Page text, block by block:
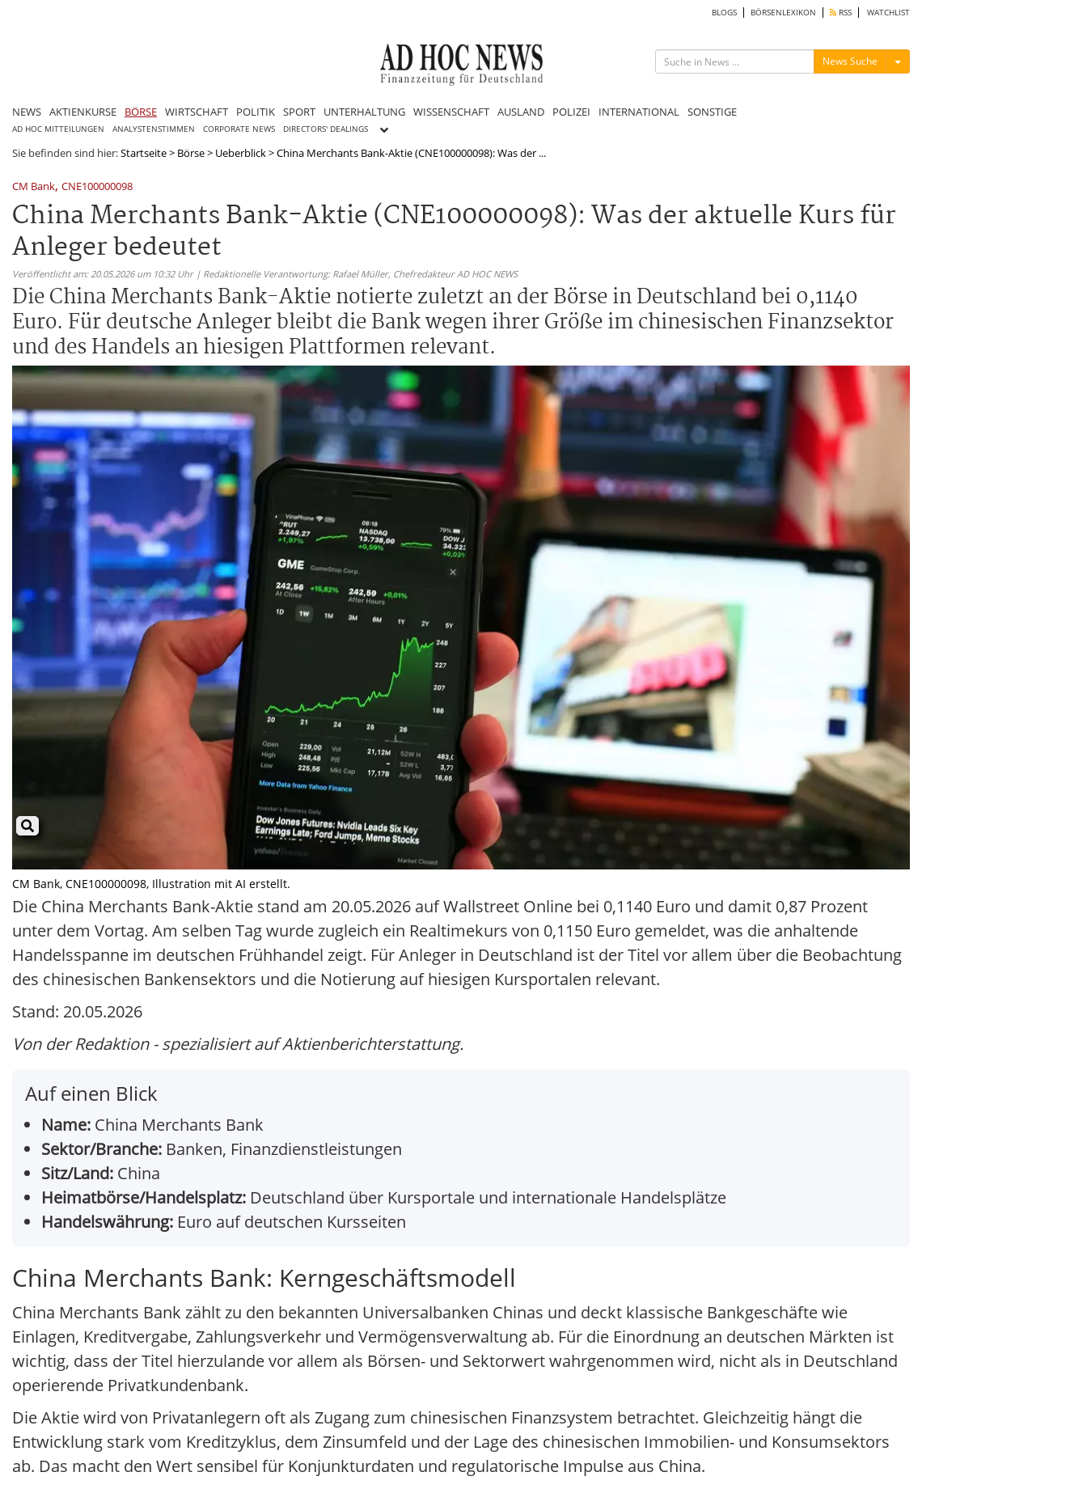
BLOGS BÖRSENLEXIKON RSS WATCHLIST
News Suche Menü ein-/ausblenden
NEWS AKTIENKURSE BÖRSE WIRTSCHAFT POLITIK SPORT UNTERHALTUNG WISSENSCHAFT AUSLAND POLIZEI INTERNATIONAL SONSTIGE
AD HOC MITTEILUNGEN ANALYSTENSTIMMEN CORPORATE NEWS DIRECTORS' DEALINGS
Sie befinden sind hier:Startseite> Börse> Ueberblick>China Merchants Bank-Aktie (CNE100000098): Was der ...
CM Bank, CNE100000098
China Merchants Bank-Aktie (CNE100000098): Was der aktuelle Kurs für
Anleger bedeutet
Veröffentlicht am: 20.05.2026 um 10:32 Uhr | Redaktionelle Verantwortung: Rafael Müller, Chefredakteur AD HOC NEWS
Die China Merchants Bank-Aktie notierte zuletzt an der Börse in Deutschland bei 0,1140
Euro. Für deutsche Anleger bleibt die Bank wegen ihrer Größe im chinesischen Finanzsektor
und des Handels an hiesigen Plattformen relevant.
CM Bank, CNE100000098, Illustration mit AI erstellt.
Die China Merchants Bank-Aktie stand am 20.05.2026 auf Wallstreet Online bei 0,1140 Euro und damit 0,87 Prozent
unter dem Vortag. Am selben Tag wurde zugleich ein Realtimekurs von 0,1150 Euro gemeldet, was die anhaltende
Handelsspanne im deutschen Frühhandel zeigt. Für Anleger in Deutschland ist der Titel vor allem über die Beobachtung
des chinesischen Bankensektors und die Notierung auf hiesigen Kursportalen relevant.
Stand: 20.05.2026
Von der Redaktion - spezialisiert auf Aktienberichterstattung.
Auf einen Blick
Name: China Merchants Bank
Sektor/Branche: Banken, Finanzdienstleistungen
Sitz/Land: China
Heimatbörse/Handelsplatz: Deutschland über Kursportale und internationale Handelsplätze
Handelswährung: Euro auf deutschen Kursseiten
China Merchants Bank: Kerngeschäftsmodell
China Merchants Bank zählt zu den bekannten Universalbanken Chinas und deckt klassische Bankgeschäfte wie
Einlagen, Kreditvergabe, Zahlungsverkehr und Vermögensverwaltung ab. Für die Einordnung an deutschen Märkten ist
wichtig, dass der Titel hierzulande vor allem als Börsen- und Sektorwert wahrgenommen wird, nicht als in Deutschland
operierende Privatkundenbank.
Die Aktie wird von Privatanlegern oft als Zugang zum chinesischen Finanzsystem betrachtet. Gleichzeitig hängt die
Entwicklung stark vom Kreditzyklus, dem Zinsumfeld und der Lage des chinesischen Immobilien- und Konsumsektors
ab. Das macht den Wert sensibel für Konjunkturdaten und regulatorische Impulse aus China.